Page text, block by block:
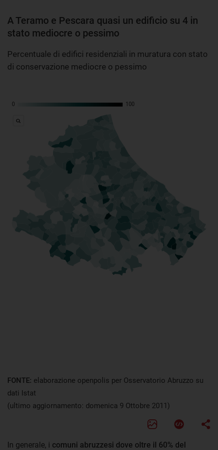
A Teramo e Pescara quasi un edificio su 4 in
stato mediocre o pessimo
Percentuale di edifici residenziali in muratura con stato
di conservazione mediocre o pessimo
FONTE: elaborazione openpolis per Osservatorio Abruzzo su
dati Istat
(ultimo aggiornamento: domenica 9 Ottobre 2011)
In generale, i comuni abruzzesi dove oltre il 60% del